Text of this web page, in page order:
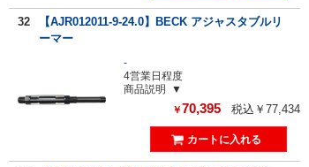
32
【AJR012011-9-24.0】BECK アジャスタブルリ
ーマー
-
4営業日程度
商品説明
￥70,395 税込￥77,434